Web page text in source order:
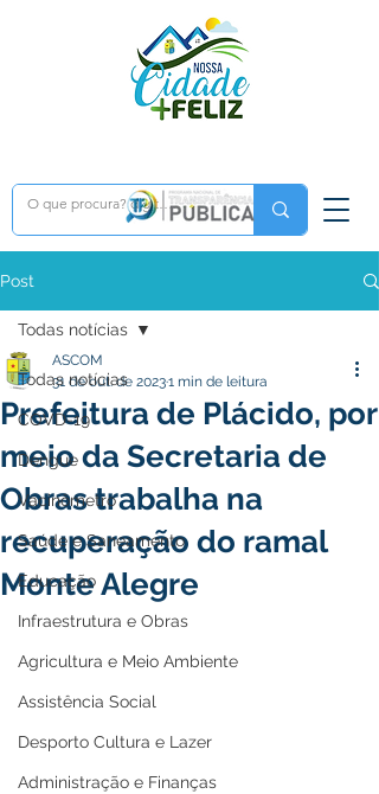
Post
Todas notícias
COVD-19
Dengue
Vacinômetro
Saúde e Saneamento
Educação
Infraestrutura e Obras
Agricultura e Meio Ambiente
Assistência Social
Desporto Cultura e Lazer
Administração e Finanças
Todas notícias
Prefeitura de Plácido, por
meio da Secretaria de
Obras trabalha na
recuperação do ramal
Monte Alegre
ASCOM
31 de out. de 20231 min de leitura